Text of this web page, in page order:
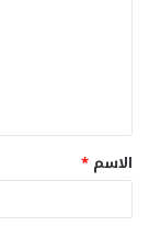
ق
*
الاسم *